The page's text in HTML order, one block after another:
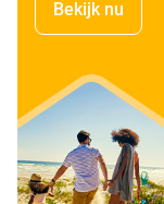
Bekijk nu